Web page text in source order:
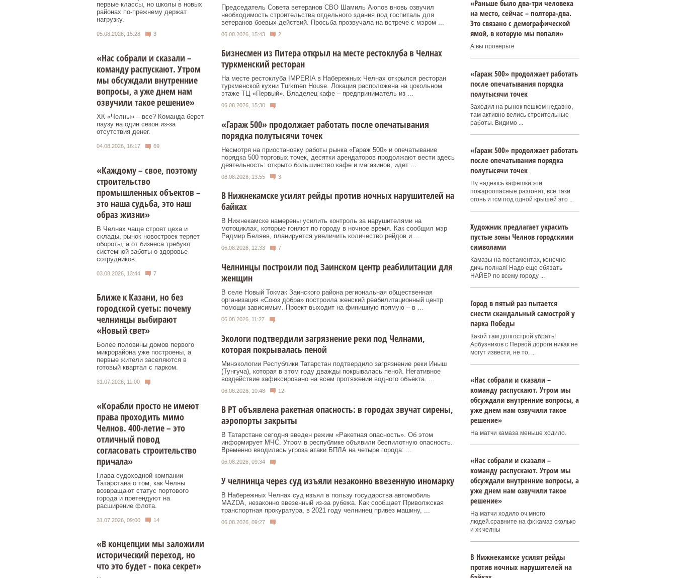
первые классы, но школы в новых
районах по-прежнему держат
нагрузку.
05.08.2026, 15:28 3
«Нас собрали и сказали –
команду распускают. Утром
мы обсуждали внутренние
вопросы, а уже днем нам
озвучили такое решение»
ХК «Челны» – все? Команда берет
паузу на один сезон из-за
отсутствия денег.
04.08.2026, 16:17 69
«Каждому – свое, поэтому
строительство
промышленных объектов –
это наша судьба, это наш
образ жизни»
В Челнах чаще строят цеха и
склады, рынок новостроек теряет
обороты, а от бизнеса требуют
системной заботы о здоровье
сотрудников.
03.08.2026, 13:44 7
Ближе к Казани, но без
городской суеты: почему
челнинцы выбирают
«Новый свет»
Более половины домов первого
микрорайона уже построены, а
первые жители заселяются в
готовый квартал с парком.
31.07.2026, 11:00
«Корабли просто не имеют
права проходить мимо
Челнов. 400-летие – это
отличный повод
согласовать строительство
причала»
Глава судоходной компании
Татарстана о том, как Челны
возвращают статус портового
города и претендуют на
расширение флота.
31.07.2026, 09:00 14
«В концепции мы заложили
исторический переход, но
что это будет - пока секрет»
Председатель Совета ветеранов СВО Шамиль Аюпов вновь озвучил
необходимость строительства отдельного здания под госпиталь для
ветеранов боевых действий. Просьба прозвучала на встрече с мэром ...
06.08.2026, 15:43 2
Бизнесмен из Питера открыл на месте рестоклуба в Челнах
туркменский ресторан
На месте рестоклуба IMPERIA в Набережных Челнах открылся ресторан
туркменской кухни Turkmen House. Локация расположена на цокольном
этаже ТЦ «Первый». Владелец кафе – предприниматель из ...
06.08.2026, 15:30
«Гараж 500» продолжает работать после опечатывания
порядка полутысячи точек
Несмотря на приостановку работы рынка «Гараж 500» и опечатывание
порядка 500 торговых точек, десятки арендаторов продолжают вести здесь
деятельность: открыто большинство кафе и магазинов, идет ...
06.08.2026, 13:55 3
В Нижнекамске усилят рейды против ночных нарушителей на
байках
В Нижнекамске намерены усилить контроль за нарушителями на
мотоциклах, которые гоняют по городу в ночное время. Как сообщил мэр
Радмир Беляев, планируется увеличить количество рейдов и ...
06.08.2026, 12:33 7
Челнинцы построили под Заинском центр реабилитации для
женщин
В селе Новый Токмак Заинского района региональная общественная
организация «Союз добра» построила женский реабилитационный центр
помощи зависимым. Проект выходит на финишную прямую – в ...
06.08.2026, 11:27
Экологи подтвердили загрязнение реки под Челнами,
которая покрывалась пеной
Минэкологии Республики Татарстан подтвердило загрязнение реки Иныш
(Тунгуча), которая в этом году дважды покрывалась пеной. Негативное
воздействие зафиксировано на всем протяжении водного объекта. ...
06.08.2026, 10:48 12
В РТ объявлена ракетная опасность: в городах звучат сирены,
аэропорты закрыты
В Татарстане сегодня введен режим «Ракетная опасность». Об этом
информирует МЧС. Утром в республике объявили беспилотную опасность.
Временно вводилась угроза атаки БПЛА на четыре города: ...
06.08.2026, 09:34
У челнинца через суд изъяли незаконно ввезенную иномарку
В Набережных Челнах суд изъял в пользу государства автомобиль
MAZDA, незаконно ввезенный из‑за рубежа. Как сообщает Приволжская
транспортная прокуратура, в 2021 году челнинец привез машину, ...
06.08.2026, 09:27
«Раньше было два-три человека
на место, сейчас – полтора-два.
Это связано с демографической
ямой, в которую мы попали»
А вы проверьте
«Гараж 500» продолжает работать
после опечатывания порядка
полутысячи точек
Заходил на рынок пешком недавно,
там активно велись строительные
работы. Видимо ...
«Гараж 500» продолжает работать
после опечатывания порядка
полутысячи точек
Ну надеюсь кафешки эти
пожароопасные разгонят, всё таки
огонь и гсм под одной крышей это ...
Художник предлагает украсить
пустые зоны Челнов городскими
символами
Камазы на постаментах, конечно
дичь полная! Надо еще обязать
НАЙЕР по всему городу ...
Город в пятый раз пытается
снести скандальный самострой у
парка Победы
Какой там долгострой убрать!
Арбузников с Первой дороги никак не
могут извести, не то, ...
«Нас собрали и сказали –
команду распускают. Утром мы
обсуждали внутренние вопросы, а
уже днем нам озвучили такое
решение»
На матчи камаза меньше ходило.
«Нас собрали и сказали –
команду распускают. Утром мы
обсуждали внутренние вопросы, а
уже днем нам озвучили такое
решение»
На матчи ходило оч.много
людей.сравните на фк камаз сколько
и хк челны
В Нижнекамске усилят рейды
против ночных нарушителей на